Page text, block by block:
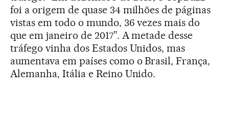
foi a origem de quase 34 milhões de páginas
vistas em todo o mundo, 36 vezes mais do
que em janeiro de 2017”. A metade desse
tráfego vinha dos Estados Unidos, mas
aumentava em países como o Brasil, França,
Alemanha, Itália e Reino Unido.